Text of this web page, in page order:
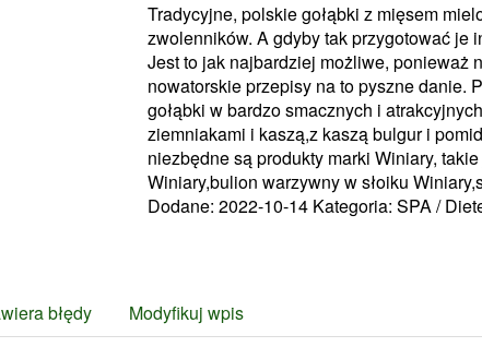
Tradycyjne, polskie gołąbki z mięsem
zwolenników. A gdyby tak przygotować je
Jest to jak najbardziej możliwe, ponieważ
nowatorskie przepisy na to pyszne danie.
gołąbki w bardzo smacznych i
ziemniakami i kaszą,z kaszą bulgur i
niezbędne są produkty marki Winiary,
Winiary,bulion warzywny w słoiku
Dodane: 2022-10-14 Kategoria: SPA /
błędy Modyfikuj wpis